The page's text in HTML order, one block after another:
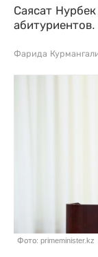
Саясат
абитуриентов.
Фарида
Фото: primeminister.kz